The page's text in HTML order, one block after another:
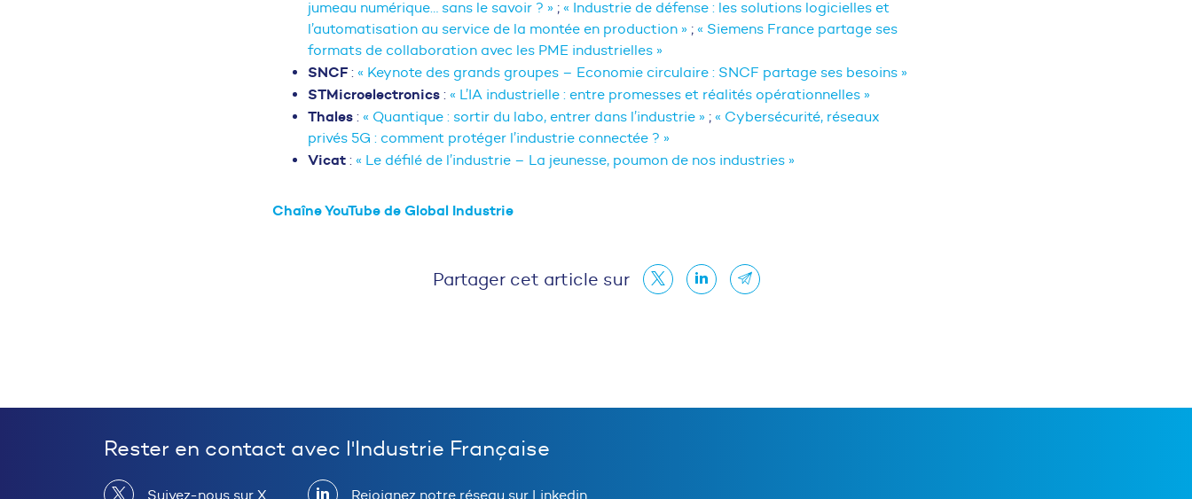
jumeau numérique… sans le savoir ? » ; « Industrie de défense : les solutions logicielles et
l’automatisation au service de la montée en production » ; « Siemens France partage ses
formats de collaboration avec les PME industrielles »
SNCF : « Keynote des grands groupes – Economie circulaire : SNCF partage ses besoins »
STMicroelectronics : « L’IA industrielle : entre promesses et réalités opérationnelles »
Thales : « Quantique : sortir du labo, entrer dans l’industrie » ; « Cybersécurité, réseaux
privés 5G : comment protéger l’industrie connectée ? »
Vicat : « Le défilé de l’industrie – La jeunesse, poumon de nos industries »
Chaîne YouTube de Global Industrie
Partager cet article sur
Rester en contact avec l'Industrie Française
Suivez-nous sur X Rejoignez notre réseau sur Linkedin